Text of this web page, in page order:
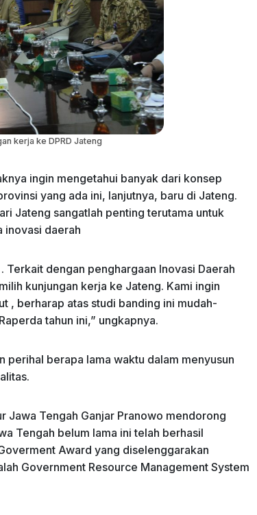
kerja ke DPRD Jateng
ingin mengetahui banyak dari konsep
yang ada ini, lanjutnya, baru di Jateng.
Jateng sangatlah penting terutama untuk
inovasi daerah
dengan penghargaan Inovasi Daerah
kunjungan kerja ke Jateng. Kami ingin
, berharap atas studi banding ini mudah-
tahun ini,” ungkapnya.
perihal berapa lama waktu dalam menyusun
Jawa Tengah Ganjar Pranowo mendorong
Tengah belum lama ini telah berhasil
Award yang diselenggarakan
Government Resource Management System